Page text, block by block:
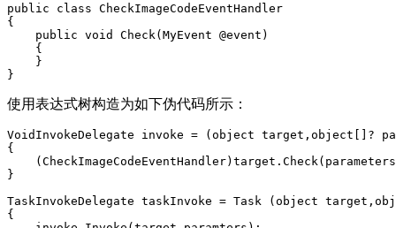
public class CheckImageCodeEventHandler
{
    public void Check(MyEvent @event)
    {
    }
}
使用表达式树构造为如下伪代码所示：
VoidInvokeDelegate invoke = (object target,object[]?
{
}
TaskInvokeDelegate taskInvoke = Task (object
{